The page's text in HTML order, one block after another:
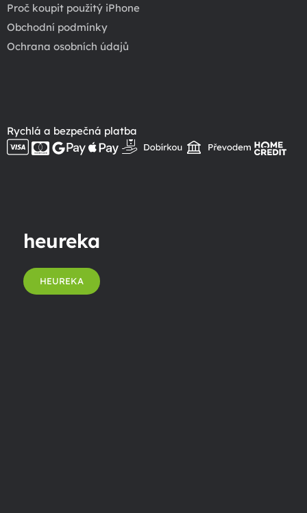
Proč koupit použitý iPhone
Obchodní podmínky
Ochrana osobních údajů
Rychlá a bezpečná platba
heureka
HEUREKA